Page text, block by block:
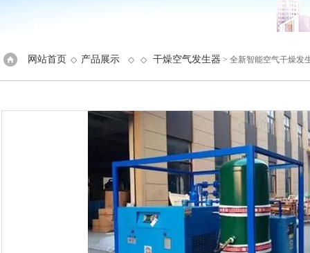
网站首页 ◇ 产品展示 ◇ ◇ 干燥空气发生器 > 全新智能空气干燥发